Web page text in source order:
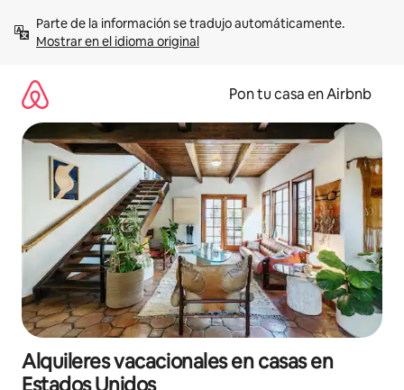
contenidoMostrar en el idioma original
Pon tu casa en Airbnb
Alquileres vacacionales en casas en